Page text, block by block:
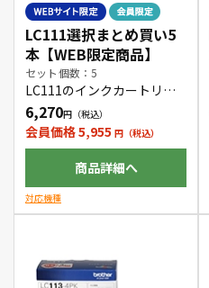
LC111選択まとめ買い5
本【WEB限定商品】
セット個数：5
LC111のインクカートリッ
ジをお好きな色の組み合わ
せで5本購入できます。
6,270
会員価格 5,955
商品詳細へ
対応機種